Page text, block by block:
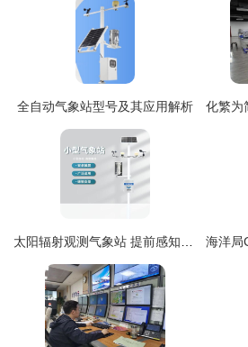
全自动气象站型号及其应用解析